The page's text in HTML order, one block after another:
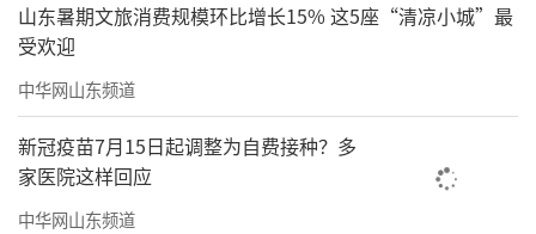
山东暑期文旅消费规模环比增长15% 这5座“清凉小城”最
受欢迎
中华网山东频道
新冠疫苗7月15日起调整为自费接种？多
家医院这样回应
中华网山东频道